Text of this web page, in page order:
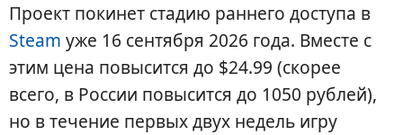
Проект покинет стадию раннего доступа в
Steam уже 16 сентября 2026 года. Вместе с
этим цена повысится до $24.99 (скорее
всего, в России повысится до 1050 рублей),
но в течение первых двух недель игру